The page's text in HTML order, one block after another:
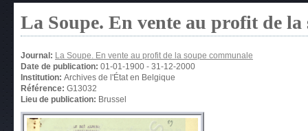
La Soupe. En vente au profit de la
Journal: La Soupe. En vente au profit de la soupe communale
Date de publication: 01-01-1900 - 31-12-2000
Institution: Archives de l'État en Belgique
Référence: G13032
Lieu de publication: Brussel